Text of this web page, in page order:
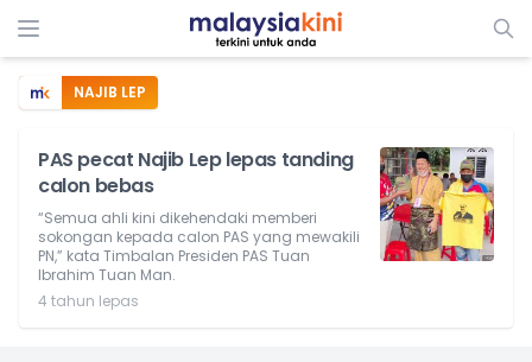
NAJIB LEP
PAS pecat Najib Lep lepas tanding
calon bebas
“Semua ahli kini dikehendaki memberi
sokongan kepada calon PAS yang mewakili
PN,” kata Timbalan Presiden PAS Tuan
Ibrahim Tuan Man.
4 tahun lepas